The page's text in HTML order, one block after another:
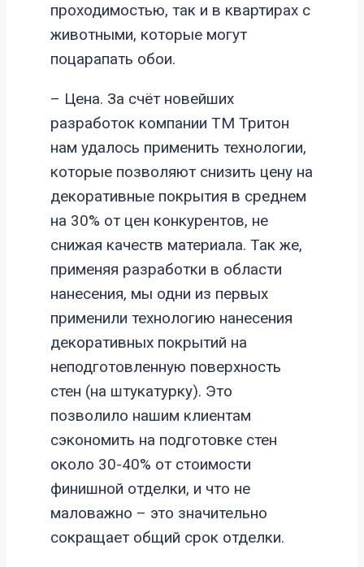
проходимостью, так и в квартирах с
животными, которые могут
поцарапать обои.
– Цена. За счёт новейших
разработок компании ТМ Тритон
нам удалось применить технологии,
которые позволяют снизить цену на
декоративные покрытия в среднем
на 30% от цен конкурентов, не
снижая качеств материала. Так же,
применяя разработки в области
нанесения, мы одни из первых
применили технологию нанесения
декоративных покрытий на
неподготовленную поверхность
стен (на штукатурку). Это
позволило нашим клиентам
сэкономить на подготовке стен
около 30-40% от стоимости
финишной отделки, и что не
маловажно – это значительно
сокращает общий срок отделки.